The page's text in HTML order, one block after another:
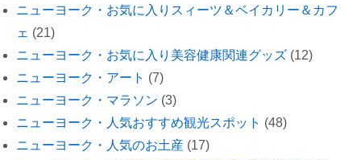
ニューヨーク・お気に入りスィーツ＆ベイカリー＆カフ
ェ (21)
ニューヨーク・お気に入り美容健康関連グッズ (12)
ニューヨーク・アート (7)
ニューヨーク・マラソン (3)
ニューヨーク・人気おすすめ観光スポット (48)
ニューヨーク・人気のお土産 (17)